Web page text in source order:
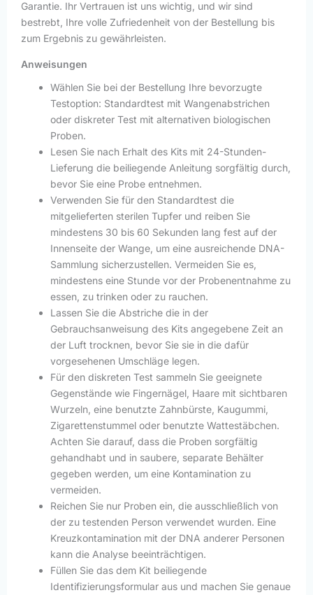
Garantie. Ihr Vertrauen ist uns wichtig, und wir sind
bestrebt, Ihre volle Zufriedenheit von der Bestellung bis
zum Ergebnis zu gewährleisten.
Anweisungen
Wählen Sie bei der Bestellung Ihre bevorzugte
Testoption: Standardtest mit Wangenabstrichen
oder diskreter Test mit alternativen biologischen
Proben.
Lesen Sie nach Erhalt des Kits mit 24-Stunden-
Lieferung die beiliegende Anleitung sorgfältig durch,
bevor Sie eine Probe entnehmen.
Verwenden Sie für den Standardtest die
mitgelieferten sterilen Tupfer und reiben Sie
mindestens 30 bis 60 Sekunden lang fest auf der
Innenseite der Wange, um eine ausreichende DNA-
Sammlung sicherzustellen. Vermeiden Sie es,
mindestens eine Stunde vor der Probenentnahme zu
essen, zu trinken oder zu rauchen.
Lassen Sie die Abstriche die in der
Gebrauchsanweisung des Kits angegebene Zeit an
der Luft trocknen, bevor Sie sie in die dafür
vorgesehenen Umschläge legen.
Für den diskreten Test sammeln Sie geeignete
Gegenstände wie Fingernägel, Haare mit sichtbaren
Wurzeln, eine benutzte Zahnbürste, Kaugummi,
Zigarettenstummel oder benutzte Wattestäbchen.
Achten Sie darauf, dass die Proben sorgfältig
gehandhabt und in saubere, separate Behälter
gegeben werden, um eine Kontamination zu
vermeiden.
Reichen Sie nur Proben ein, die ausschließlich von
der zu testenden Person verwendet wurden. Eine
Kreuzkontamination mit der DNA anderer Personen
kann die Analyse beeinträchtigen.
Füllen Sie das dem Kit beiliegende
Identifizierungsformular aus und machen Sie genaue